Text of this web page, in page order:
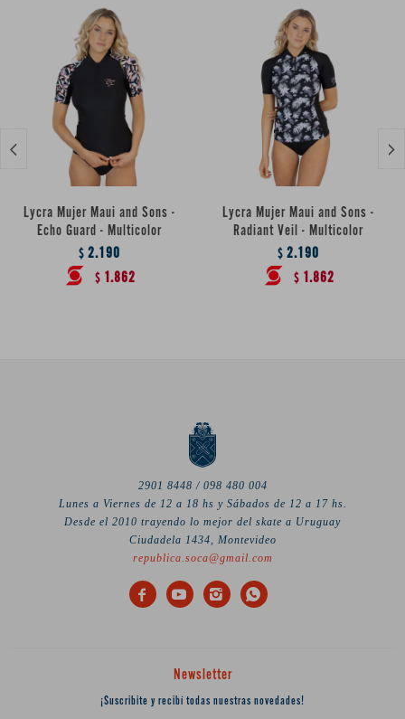
Lycra Mujer Maui and Sons -
Echo Guard - Multicolor
$ 2.190
$ 1.862
Lycra Mujer Maui and Sons -
Radiant Veil - Multicolor
$ 2.190
$ 1.862
 
2901 8448 / 098 480 004
Lunes a Viernes de 12 a 18 hs y Sábados de 12 a 17 hs.
Desde el 2010 trayendo lo mejor del skate a Uruguay
Ciudadela 1434, Montevideo
republica.soca@gmail.com
   
Newsletter
¡Suscribite y recibí todas nuestras novedades!